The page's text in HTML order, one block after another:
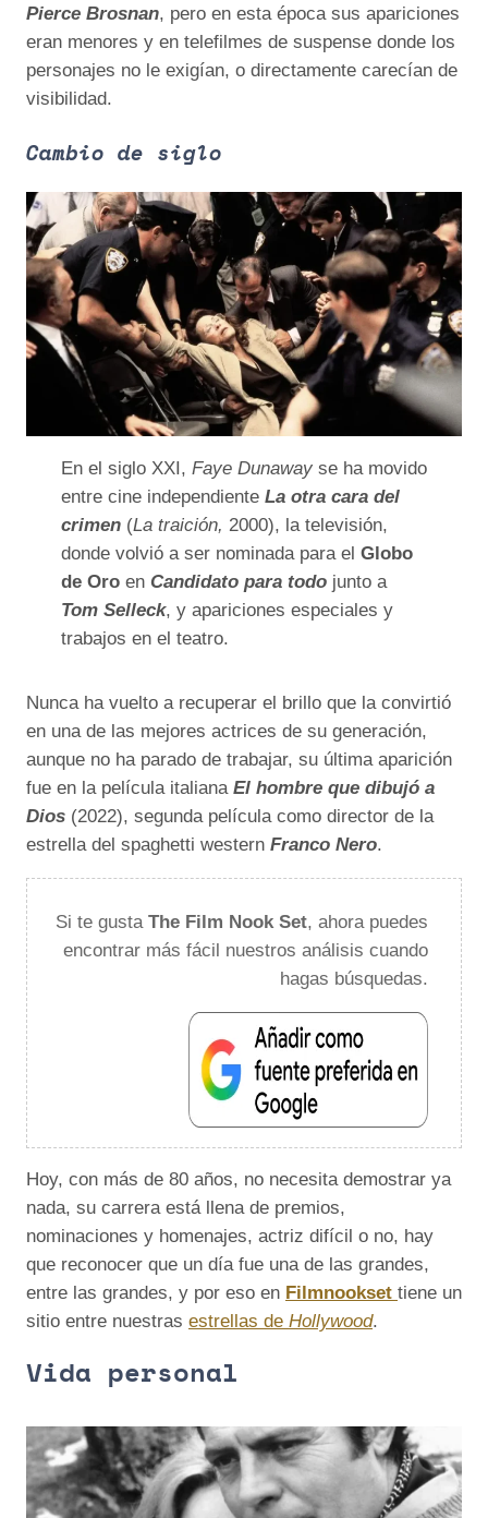
Pierce Brosnan, pero en esta época sus apariciones
eran menores y en telefilmes de suspense donde los
personajes no le exigían, o directamente carecían de
visibilidad.
Cambio de siglo
En el siglo XXI, Faye Dunaway se ha movido
entre cine independiente La otra cara del
crimen (La traición, 2000), la televisión,
donde volvió a ser nominada para el Globo
de Oro en Candidato para todo junto a
Tom Selleck, y apariciones especiales y
trabajos en el teatro.
Nunca ha vuelto a recuperar el brillo que la convirtió
en una de las mejores actrices de su generación,
aunque no ha parado de trabajar, su última aparición
fue en la película italiana El hombre que dibujó a
Dios (2022), segunda película como director de la
estrella del spaghetti western Franco Nero.
Si te gusta The Film Nook Set, ahora puedes
encontrar más fácil nuestros análisis cuando
hagas búsquedas.
Hoy, con más de 80 años, no necesita demostrar ya
nada, su carrera está llena de premios,
nominaciones y homenajes, actriz difícil o no, hay
que reconocer que un día fue una de las grandes,
entre las grandes, y por eso en Filmnookset tiene un
sitio entre nuestras estrellas de Hollywood.
Vida personal